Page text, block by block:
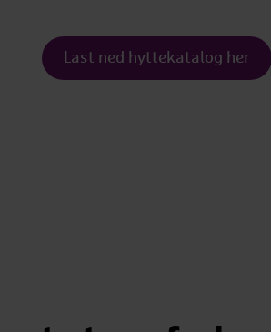
Last ned hyttekatalog her